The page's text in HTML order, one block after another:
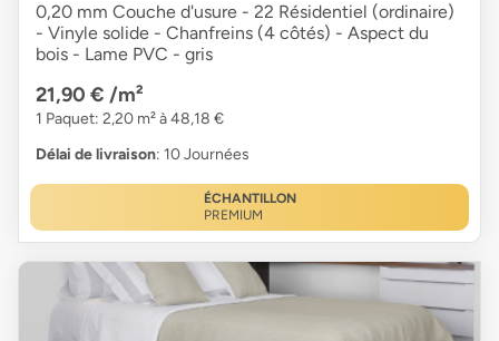
0,20 mm Couche d'usure - 22 Résidentiel (ordinaire)
- Vinyle solide - Chanfreins (4 côtés) - Aspect du
bois - Lame PVC - gris
21,90 € /m²
1 Paquet: 2,20 m² à 48,18 €
Délai de livraison: 10 Journées
ÉCHANTILLON
PREMIUM